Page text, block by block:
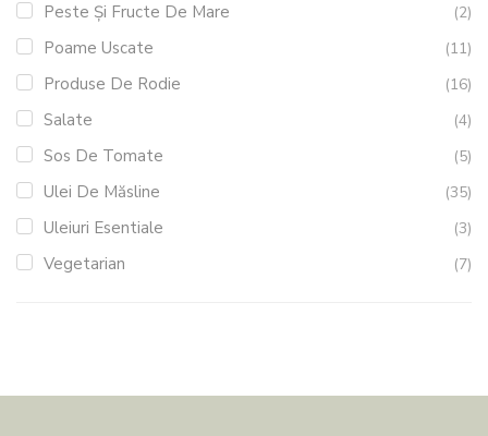
Peste Și Fructe De Mare (2)
Poame Uscate (11)
Produse De Rodie (16)
Salate (4)
Sos De Tomate (5)
Ulei De Măsline (35)
Uleiuri Esentiale (3)
Vegetarian (7)